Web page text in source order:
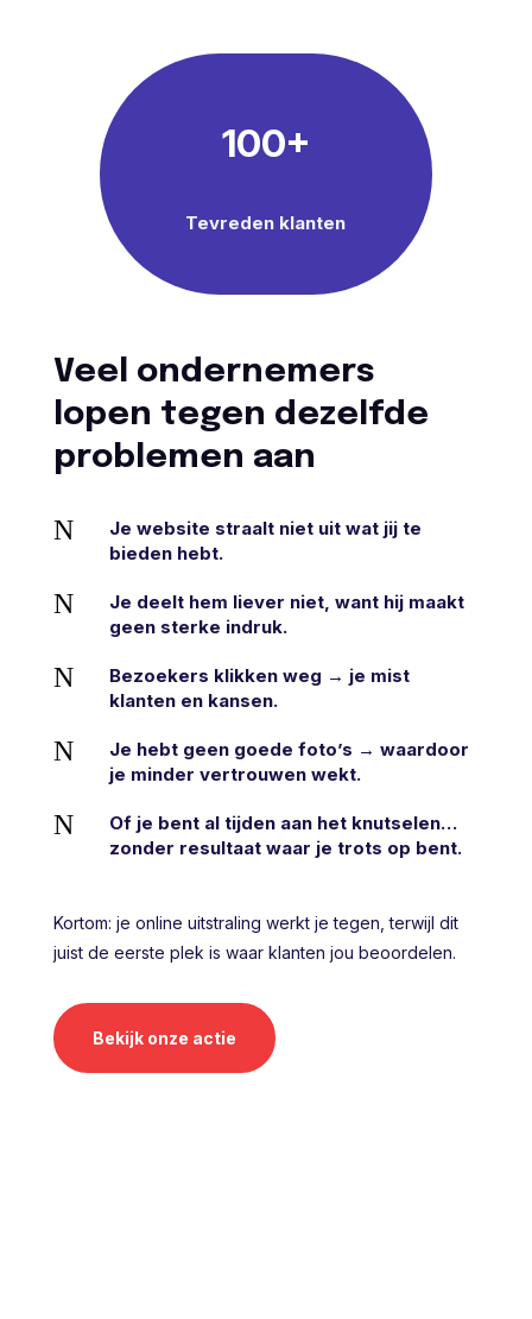
100+
Tevreden klanten
Veel ondernemers
lopen tegen dezelfde
problemen aan
N
Je website straalt niet uit wat jij te
bieden hebt.
N
Je deelt hem liever niet, want hij maakt
geen sterke indruk.
N
Bezoekers klikken weg → je mist
klanten en kansen.
N
Je hebt geen goede foto’s → waardoor
je minder vertrouwen wekt.
N
Of je bent al tijden aan het knutselen…
zonder resultaat waar je trots op bent.
Kortom: je online uitstraling werkt je tegen, terwijl dit
juist de eerste plek is waar klanten jou beoordelen.
Bekijk onze actie